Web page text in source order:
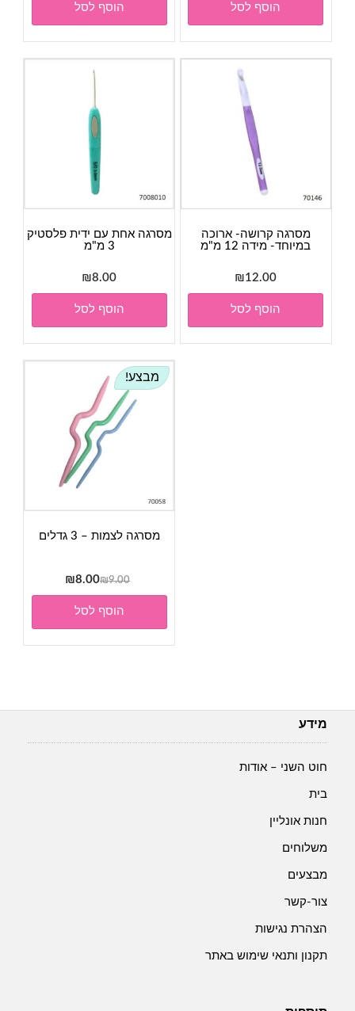
הוסף לסל הוסף לסל
מסרגה אחת עם ידית פלסטיק
3 מ"מ
₪8.00
הוסף לסל
מסרגה קרושה- ארוכה
במיוחד- מידה 12 מ"מ
₪12.00
הוסף לסל
מבצע!
מסרגה לצמות – 3 גדלים
₪9.00
המחיר
המקורי
היה:
₪9.00.
₪8.00
המחיר
הנוכחי
₪8.00.
הוסף לסל
מידע
חוט השני – אודות
בית
חנות אונליין
משלוחים
מבצעים
צור-קשר
הצהרת נגישות
תקנון ותנאי שימוש באתר